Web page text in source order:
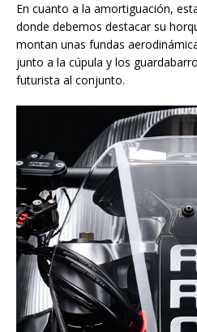
En cuanto a la amortiguación,
donde debemos destacar su
montan unas fundas
junto a la cúpula y los
futurista al conjunto.